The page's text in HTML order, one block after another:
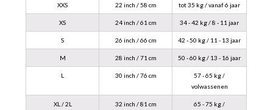
XXS 22 inch / 58 cm tot 35 kg / vanaf 6 jaar
XS 24 inch / 61 cm 34 - 42 kg / 8 - 11 jaar
S 26 inch / 66 cm 42 - 50 kg / 11 - 13 jaar
M 28 inch / 71 cm 50 - 60 kg / 13 - 16 jaar
L 30 inch / 76 cm
57 - 65 kg /
volwassenen
XL / 2L 32 inch / 81 cm
65 - 75 kg /